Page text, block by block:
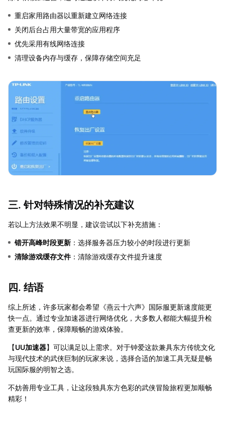
重启家用路由器以重新建立网络连接
关闭后台占用大量带宽的应用程序
优先采用有线网络连接
清理设备内存与缓存，保障存储空间充足
三. 针对特殊情况的补充建议
若以上方法效果不明显，建议尝试以下补充措施：
错开高峰时段更新 ：选择服务器压力较小的时段进行更新
清除游戏缓存文件：清除游戏缓存文件提升速度
四. 结语
综上所述，许多玩家都会希望《燕云十六声》国际服更新速度能更
快一点。通过专业加速器进行网络优化，大多数人都能大幅提升检
查更新的效率，保障顺畅的游戏体验。
【UU加速器】可以满足以上需求。对于钟爱这款兼具东方传统文化
与现代技术的武侠巨制的玩家来说，选择合适的加速工具无疑是畅
玩国际服的明智之选。
不妨善用专业工具，让这段独具东方色彩的武侠冒险旅程更加顺畅
精彩！